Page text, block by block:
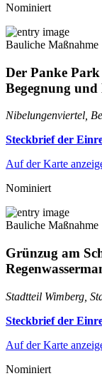
Nominiert
Bauliche Maßnahme
Der Panke
Begegnung
Nibelungenviertel,
Steckbrief der
Auf der Karte
Nominiert
Bauliche Maßnahme
Grünzug am
Stadtteil Wimberg,
Steckbrief der
Auf der Karte
Nominiert